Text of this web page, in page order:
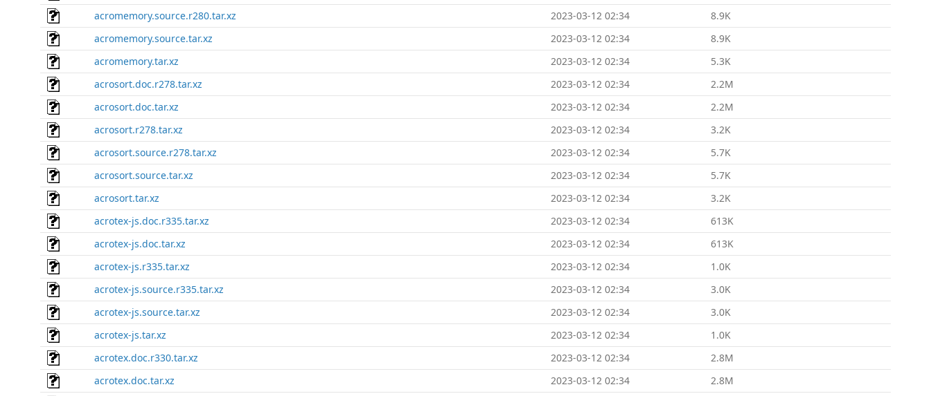
acromemory.source.r280.tar.xz
2023-03-12 02:34
8.9K
acromemory.source.tar.xz
2023-03-12 02:34
8.9K
acromemory.tar.xz
2023-03-12 02:34
5.3K
acrosort.doc.r278.tar.xz
2023-03-12 02:34
2.2M
acrosort.doc.tar.xz
2023-03-12 02:34
2.2M
acrosort.r278.tar.xz
2023-03-12 02:34
3.2K
acrosort.source.r278.tar.xz
2023-03-12 02:34
5.7K
acrosort.source.tar.xz
2023-03-12 02:34
5.7K
acrosort.tar.xz
2023-03-12 02:34
3.2K
acrotex-js.doc.r335.tar.xz
2023-03-12 02:34
613K
acrotex-js.doc.tar.xz
2023-03-12 02:34
613K
acrotex-js.r335.tar.xz
2023-03-12 02:34
1.0K
acrotex-js.source.r335.tar.xz
2023-03-12 02:34
3.0K
acrotex-js.source.tar.xz
2023-03-12 02:34
3.0K
acrotex-js.tar.xz
2023-03-12 02:34
1.0K
acrotex.doc.r330.tar.xz
2023-03-12 02:34
2.8M
acrotex.doc.tar.xz
2023-03-12 02:34
2.8M